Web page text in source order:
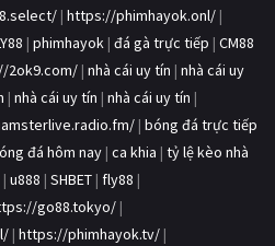
| https://phimhayok.onl/ |
| phimhayok | đá gà trực tiếp | CM88
2ok9.com/ | nhà cái uy tín | nhà cái uy
| nhà cái uy tín | nhà cái uy tín |
| bóng đá trực tiếp
đá hôm nay | ca khia | tỷ lệ kèo nhà
| u888 | SHBET | fly88 |
go88.tokyo/ |
| https://phimhayok.tv/ |